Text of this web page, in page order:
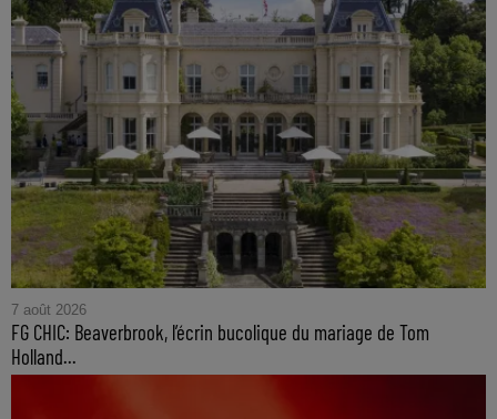
7 août 2026
FG CHIC: Beaverbrook, l’écrin bucolique du mariage de Tom
Holland...